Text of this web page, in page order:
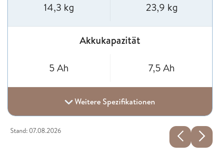
14,3 kg 23,9 kg
Akkukapazität
5 Ah 7,5 Ah
Weitere Spezifikationen
Stand: 07.08.2026